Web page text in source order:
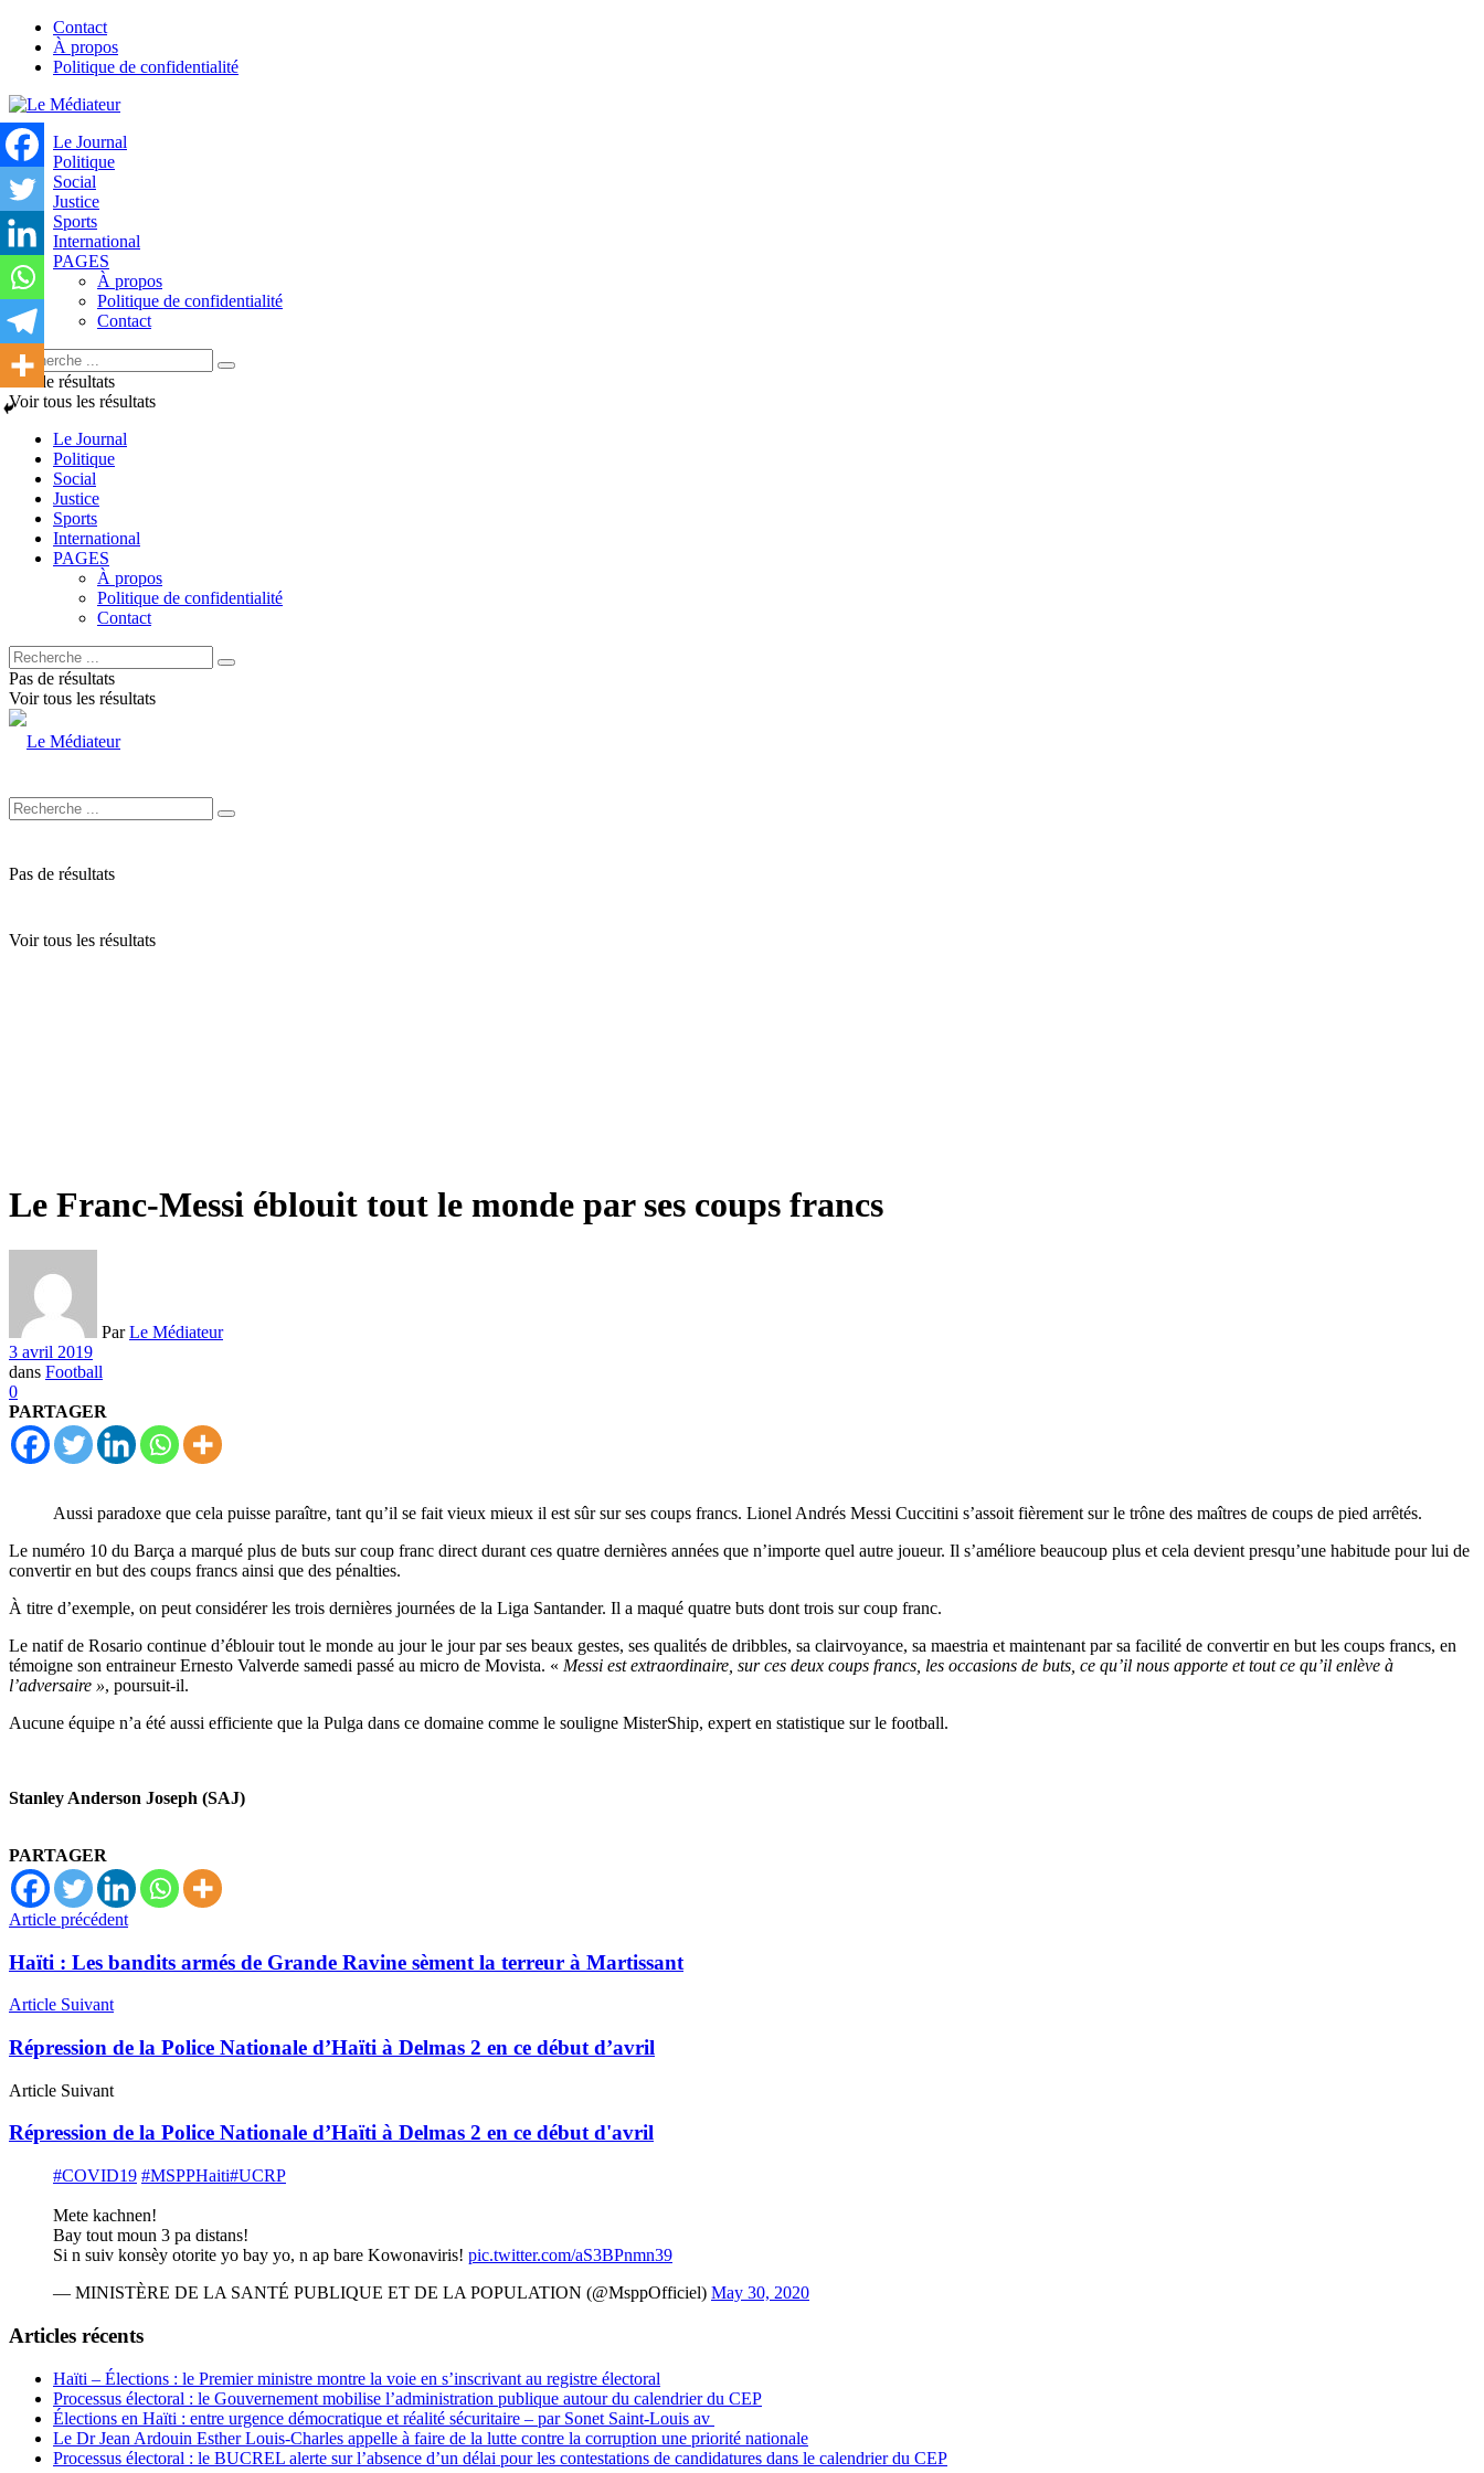
Contact
À propos
Politique de confidentialité
Le Journal
Politique
Social
Justice
Sports
International
PAGES
À propos
Politique de confidentialité
Contact
Pas de résultats
Voir tous les résultats
Le Journal
Politique
Social
Justice
Sports
International
PAGES
À propos
Politique de confidentialité
Contact
Pas de résultats
Voir tous les résultats
Pas de résultats
Voir tous les résultats
Le Franc-Messi éblouit tout le monde par ses coups francs
Par Le Médiateur
3 avril 2019
dans Football
0
PARTAGER
Aussi paradoxe que cela puisse paraître, tant qu’il se fait vieux mieux il est sûr sur ses coups francs. Lionel Andrés Messi Cuccitini s’assoit fièrement sur le trône des maîtres de coups de pied arrêtés.
Le numéro 10 du Barça a marqué plus de buts sur coup franc direct durant ces quatre dernières années que n’importe quel autre joueur. Il s’améliore beaucoup plus et cela devient presqu’une habitude pour lui de
convertir en but des coups francs ainsi que des pénalties.
À titre d’exemple, on peut considérer les trois dernières journées de la Liga Santander. Il a maqué quatre buts dont trois sur coup franc.
Le natif de Rosario continue d’éblouir tout le monde au jour le jour par ses beaux gestes, ses qualités de dribbles, sa clairvoyance, sa maestria et maintenant par sa facilité de convertir en but les coups francs, en
témoigne son entraineur Ernesto Valverde samedi passé au micro de Movista. « Messi est extraordinaire, sur ces deux coups francs, les occasions de buts, ce qu’il nous apporte et tout ce qu’il enlève à
l’adversaire », poursuit-il.
Aucune équipe n’a été aussi efficiente que la Pulga dans ce domaine comme le souligne MisterShip, expert en statistique sur le football.
Stanley Anderson Joseph (SAJ)
PARTAGER
Article précédent
Haïti : Les bandits armés de Grande Ravine sèment la terreur à Martissant
Article Suivant
Répression de la Police Nationale d’Haïti à Delmas 2 en ce début d’avril
Article Suivant
Répression de la Police Nationale d’Haïti à Delmas 2 en ce début d'avril
#COVID19 #MSPPHaiti#UCRP
Mete kachnen!
Bay tout moun 3 pa distans!
Si n suiv konsèy otorite yo bay yo, n ap bare Kowonaviris! pic.twitter.com/aS3BPnmn39
— MINISTÈRE DE LA SANTÉ PUBLIQUE ET DE LA POPULATION (@MsppOfficiel) May 30, 2020
Articles récents
Haïti – Élections : le Premier ministre montre la voie en s’inscrivant au registre électoral
Processus électoral : le Gouvernement mobilise l’administration publique autour du calendrier du CEP
Élections en Haïti : entre urgence démocratique et réalité sécuritaire – par Sonet Saint-Louis av
Le Dr Jean Ardouin Esther Louis-Charles appelle à faire de la lutte contre la corruption une priorité nationale
Processus électoral : le BUCREL alerte sur l’absence d’un délai pour les contestations de candidatures dans le calendrier du CEP